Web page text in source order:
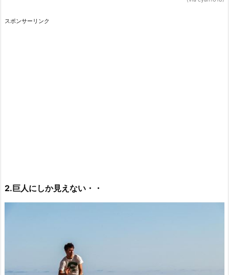
スポンサーリンク
2.巨人にしか見えない・・